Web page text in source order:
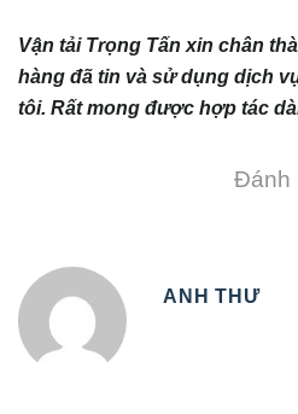
Vận tải Trọng Tấn xin chân
hàng đã tin và sử dụng dịch
tôi. Rất mong được hợp tác
Đánh
ANH THƯ